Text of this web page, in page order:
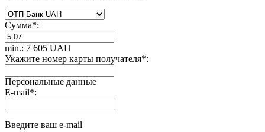
Сумма*:
min.: 7 605 UAH
Укажите номер карты получателя*:
Персональные данные
E-mail*:
Введите ваш e-mail